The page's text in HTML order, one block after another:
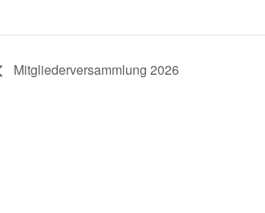
Mitgliederversammlung 2026